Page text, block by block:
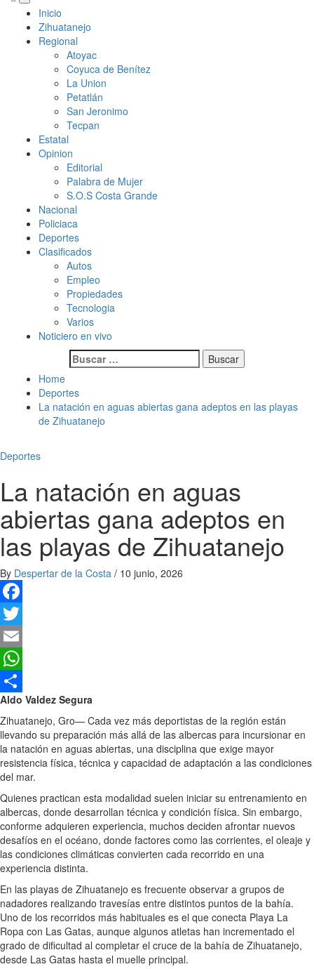
Primary
Menu
Inicio
Zihuatanejo
Regional
Atoyac
Coyuca de Benítez
La Union
Petatlán
San Jeronimo
Tecpan
Estatal
Opinion
Editorial
Palabra de Mujer
S.O.S Costa Grande
Nacional
Policiaca
Deportes
Clasificados
Autos
Empleo
Propiedades
Tecnologia
Varios
Noticiero en vivo
Buscar:
Home
Deportes
La natación en aguas abiertas gana adeptos en las playas
de Zihuatanejo
Deportes
La natación en aguas
abiertas gana adeptos en
las playas de Zihuatanejo
By Despertar de la Costa / 10 junio, 2026
Facebook
Twitter
Email
WhatsApp
Compartir
Aldo Valdez Segura
Zihuatanejo, Gro— Cada vez más deportistas de la región están
llevando su preparación más allá de las albercas para incursionar en
la natación en aguas abiertas, una disciplina que exige mayor
resistencia física, técnica y capacidad de adaptación a las condiciones
del mar.
Quienes practican esta modalidad suelen iniciar su entrenamiento en
albercas, donde desarrollan técnica y condición física. Sin embargo,
conforme adquieren experiencia, muchos deciden afrontar nuevos
desafíos en el océano, donde factores como las corrientes, el oleaje y
las condiciones climáticas convierten cada recorrido en una
experiencia distinta.
En las playas de Zihuatanejo es frecuente observar a grupos de
nadadores realizando travesías entre distintos puntos de la bahía.
Uno de los recorridos más habituales es el que conecta Playa La
Ropa con Las Gatas, aunque algunos atletas han incrementado el
grado de dificultad al completar el cruce de la bahía de Zihuatanejo,
desde Las Gatas hasta el muelle principal.